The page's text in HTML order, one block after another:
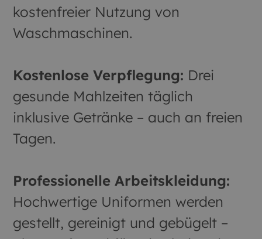
kostenfreier Nutzung von
Waschmaschinen.
Kostenlose Verpflegung: Drei
gesunde Mahlzeiten täglich
inklusive Getränke – auch an freien
Tagen.
Professionelle Arbeitskleidung:
Hochwertige Uniformen werden
gestellt, gereinigt und gebügelt –